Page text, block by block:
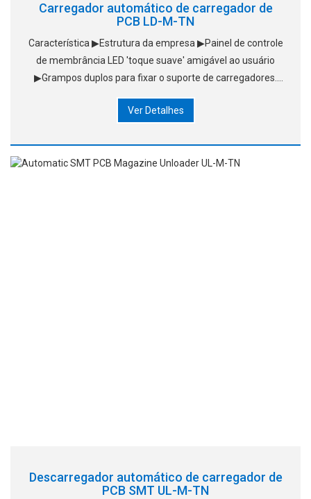
Carregador automático de carregador de
PCB LD-M-TN
Característica ▶Estrutura da empresa ▶Painel de controle
de membrância LED 'toque suave' amigável ao usuário
▶Grampos duplos para fixar o suporte de carregadores.
falhas. ▶Cabo resistente ao desgaste
Ver Detalhes
Descarregador automático de carregador de
PCB SMT UL-M-TN